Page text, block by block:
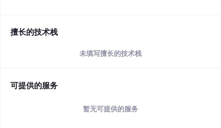
擅长的技术栈
未填写擅长的技术栈
可提供的服务
暂无可提供的服务